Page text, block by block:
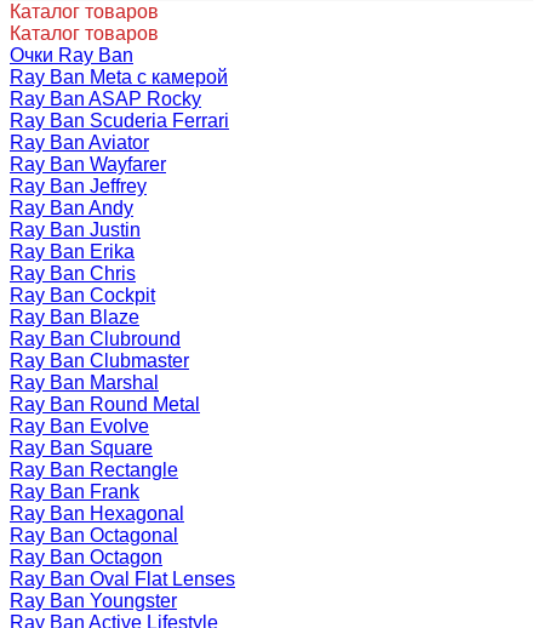
Каталог товаров
Каталог товаров
Очки Ray Ban
Ray Ban Meta с камерой
Ray Ban ASAP Rocky
Ray Ban Scuderia Ferrari
Ray Ban Aviator
Ray Ban Wayfarer
Ray Ban Jeffrey
Ray Ban Andy
Ray Ban Justin
Ray Ban Erika
Ray Ban Chris
Ray Ban Cockpit
Ray Ban Blaze
Ray Ban Clubround
Ray Ban Clubmaster
Ray Ban Marshal
Ray Ban Round Metal
Ray Ban Evolve
Ray Ban Square
Ray Ban Rectangle
Ray Ban Frank
Ray Ban Hexagonal
Ray Ban Octagonal
Ray Ban Octagon
Ray Ban Oval Flat Lenses
Ray Ban Youngster
Ray Ban Active Lifestyle